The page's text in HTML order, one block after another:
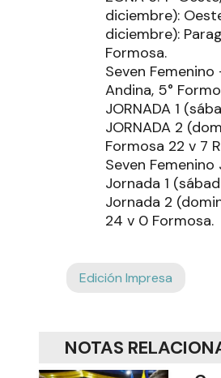
diciembre):
diciembre):
Formosa.
Seven Femenino
Andina, 5°
JORNADA 1
JORNADA 2
Formosa 22 v 7
Seven Femenino
Jornada 1
Jornada 2
24 v 0 Formosa.
Edición Impresa
NOTAS